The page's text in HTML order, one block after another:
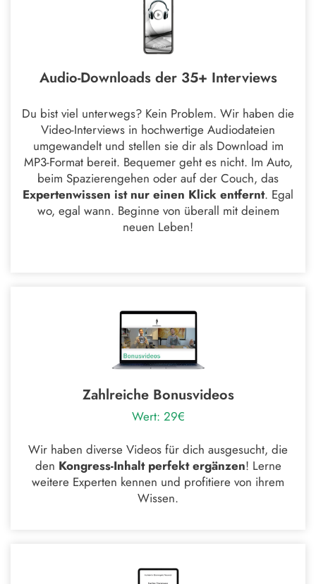
Audio-Downloads der 35+ Interviews
Du bist viel unterwegs? Kein Problem. Wir haben die
Video-Interviews in hochwertige Audiodateien
umgewandelt und stellen sie dir als Download im
MP3-Format bereit. Bequemer geht es nicht. Im Auto,
beim Spazierengehen oder auf der Couch, das
Expertenwissen ist nur einen Klick entfernt. Egal
wo, egal wann. Beginne von überall mit deinem
neuen Leben!
Zahlreiche Bonusvideos
Wert: 29€
Wir haben diverse Videos für dich ausgesucht, die
den Kongress-Inhalt perfekt ergänzen! Lerne
weitere Experten kennen und profitiere von ihrem
Wissen.